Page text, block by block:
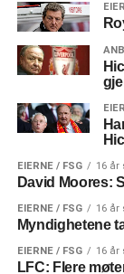
EIERNE / FSG 16 år
David Moores:
EIERNE / FSG 16 år
Myndighetene
EIERNE / FSG 16 år
LFC: Flere